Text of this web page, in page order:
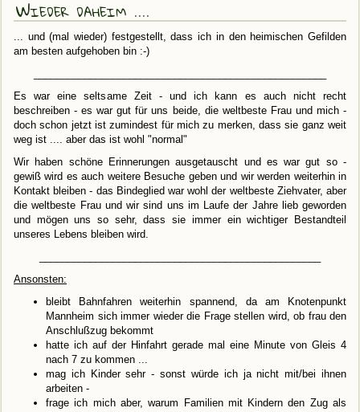
Wieder daheim ....
... und (mal wieder) festgestellt, dass ich in den heimischen Gefilden
am besten aufgehoben bin :-)
Es war eine seltsame Zeit - und ich kann es auch nicht recht
beschreiben - es war gut für uns beide, die weltbeste Frau und mich -
doch schon jetzt ist zumindest für mich zu merken, dass sie ganz weit
weg ist .... aber das ist wohl "normal"
Wir haben schöne Erinnerungen ausgetauscht und es war gut so -
gewiß wird es auch weitere Besuche geben und wir werden weiterhin in
Kontakt bleiben - das Bindeglied war wohl der weltbeste Ziehvater, aber
die weltbeste Frau und wir sind uns im Laufe der Jahre lieb geworden
und mögen uns so sehr, dass sie immer ein wichtiger Bestandteil
unseres Lebens bleiben wird.
Ansonsten:
bleibt Bahnfahren weiterhin spannend, da am Knotenpunkt
Mannheim sich immer wieder die Frage stellen wird, ob frau den
Anschlußzug bekommt
hatte ich auf der Hinfahrt gerade mal eine Minute von Gleis 4
nach 7 zu kommen ...
mag ich Kinder sehr - sonst würde ich ja nicht mit/bei ihnen
arbeiten -
frage ich mich aber, warum Familien mit Kindern den Zug als